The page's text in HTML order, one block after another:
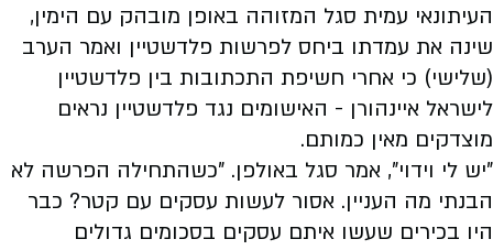
העיתונאי עמית סגל המזוהה באופן מובהק עם הימין,
שינה את עמדתו ביחס לפרשות פלדשטיין ואמר הערב
(שלישי) כי אחרי חשיפת התכתובות בין פלדשטיין
לישראל איינהורן - האישומים נגד פלדשטיין נראים
מוצדקים מאין כמותם.
"יש לי וידוי", אמר סגל באולפן. "כשהתחילה הפרשה לא
הבנתי מה העניין. אסור לעשות עסקים עם קטר? כבר
היו בכירים שעשו איתם עסקים בסכומים גדולים